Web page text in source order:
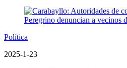
Política
2025-1-23